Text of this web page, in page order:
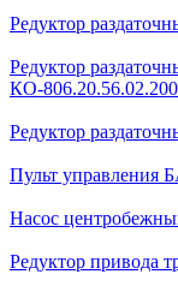
Редуктор
Редуктор
КО-
Редуктор
Пульт
Насос
Редуктор привода